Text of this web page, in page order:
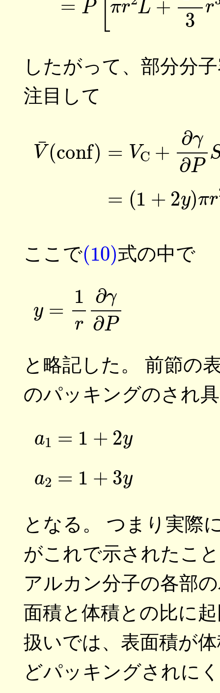
したがって、部分分
注目して
γ∂P
ここで(10)式の中で
と略記した。 前節の
のパッキングのされ
となる。 つまり実際
がこれで示されたこ
アルカン分子の各部
面積と体積との比に
扱いでは、表面積が
どパッキングされに